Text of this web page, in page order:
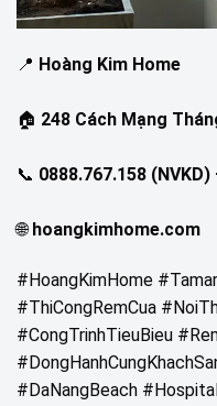
📍 Hoàng Kim Home
🏠 248 Cách Mạng
📞 0888.767.158
🌐 hoangkimhome.com
#HoangKimHome
#ThiCongRemCua
#CongTrinhTieuBieu
#DaNangBeach